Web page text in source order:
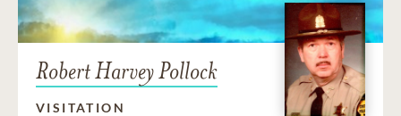
Robert Harvey Pollock
VISITATION